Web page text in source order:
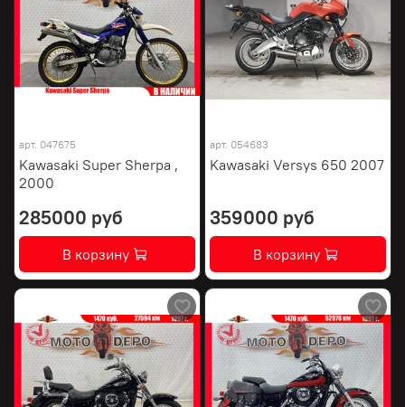
арт. 047675
Kawasaki Super Sherpa ,
2000
285000 руб
В корзину
арт. 054683
Kawasaki Versys 650 2007
359000 руб
В корзину